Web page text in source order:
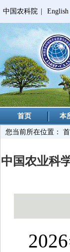
中国农科院 English
首页 本
您当前所在位置：
中国农业科